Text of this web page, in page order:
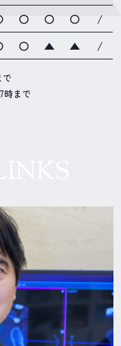
〇 〇 〇
/
〇 ▲ ▲ /
で
時まで